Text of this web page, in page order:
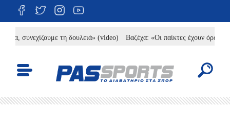
συνεχίζουμε τη δουλειά» (video) Βαζέχα: «Οι παίκτες έχουν όρεξη,